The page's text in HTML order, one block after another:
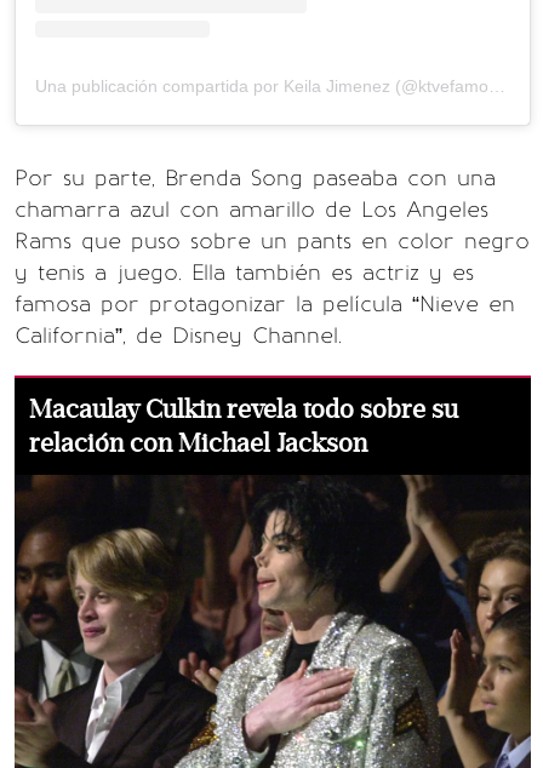
Por su parte, Brenda Song paseaba con una
chamarra azul con amarillo de Los Angeles
Rams que puso sobre un pants en color negro
y tenis a juego. Ella también es actriz y es
famosa por protagonizar la película “Nieve en
California”, de Disney Channel.
Macaulay Culkin revela todo sobre su
relación con Michael Jackson